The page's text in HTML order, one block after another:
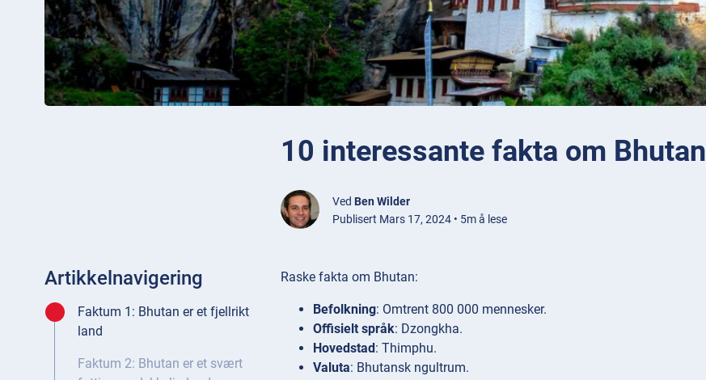
10 interessante fakta om Bhutan
Ved Ben Wilder
Publisert Mars 17, 2024 • 5m å lese
Artikkelnavigering
Faktum 1: Bhutan er et fjellrikt
land
Faktum 2: Bhutan er et svært
Raske fakta om Bhutan:
Befolkning: Omtrent 800 000 mennesker.
Offisielt språk: Dzongkha.
Hovedstad : Thimphu.
Valuta: Bhutansk ngultrum.